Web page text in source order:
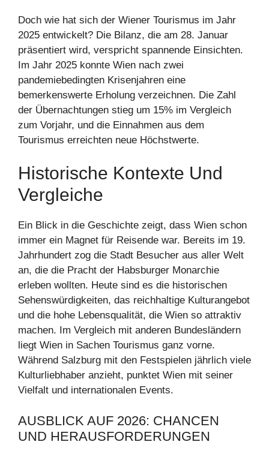
Doch wie hat sich der Wiener Tourismus im Jahr
2025 entwickelt? Die Bilanz, die am 28. Januar
präsentiert wird, verspricht spannende Einsichten.
Im Jahr 2025 konnte Wien nach zwei
pandemiebedingten Krisenjahren eine
bemerkenswerte Erholung verzeichnen. Die Zahl
der Übernachtungen stieg um 15% im Vergleich
zum Vorjahr, und die Einnahmen aus dem
Tourismus erreichten neue Höchstwerte.
Historische Kontexte Und
Vergleiche
Ein Blick in die Geschichte zeigt, dass Wien schon
immer ein Magnet für Reisende war. Bereits im 19.
Jahrhundert zog die Stadt Besucher aus aller Welt
an, die die Pracht der Habsburger Monarchie
erleben wollten. Heute sind es die historischen
Sehenswürdigkeiten, das reichhaltige Kulturangebot
und die hohe Lebensqualität, die Wien so attraktiv
machen. Im Vergleich mit anderen Bundesländern
liegt Wien in Sachen Tourismus ganz vorne.
Während Salzburg mit den Festspielen jährlich viele
Kulturliebhaber anzieht, punktet Wien mit seiner
Vielfalt und internationalen Events.
AUSBLICK AUF 2026: CHANCEN
UND HERAUSFORDERUNGEN